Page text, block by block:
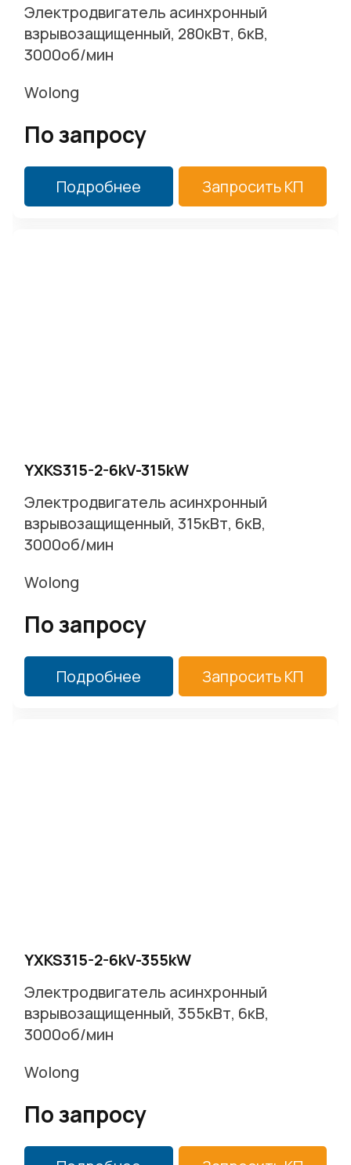
Электродвигатель асинхронный
взрывозащищенный, 280кВт, 6кВ,
3000об/мин
Wolong
По запросу
Подробнее Запросить КП
YXKS315-2-6kV-315kW
Электродвигатель асинхронный
взрывозащищенный, 315кВт, 6кВ,
3000об/мин
Wolong
По запросу
Подробнее Запросить КП
YXKS315-2-6kV-355kW
Электродвигатель асинхронный
взрывозащищенный, 355кВт, 6кВ,
3000об/мин
Wolong
По запросу